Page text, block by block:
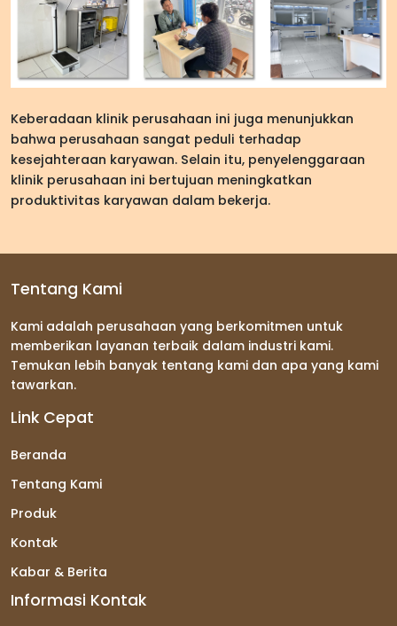
Keberadaan klinik perusahaan ini juga menunjukkan
bahwa perusahaan sangat peduli terhadap
kesejahteraan karyawan. Selain itu, penyelenggaraan
klinik perusahaan ini bertujuan meningkatkan
produktivitas karyawan dalam bekerja.
Tentang Kami
Kami adalah perusahaan yang berkomitmen untuk
memberikan layanan terbaik dalam industri kami.
Temukan lebih banyak tentang kami dan apa yang kami
tawarkan.
Link Cepat
Beranda
Tentang Kami
Produk
Kontak
Kabar & Berita
Informasi Kontak